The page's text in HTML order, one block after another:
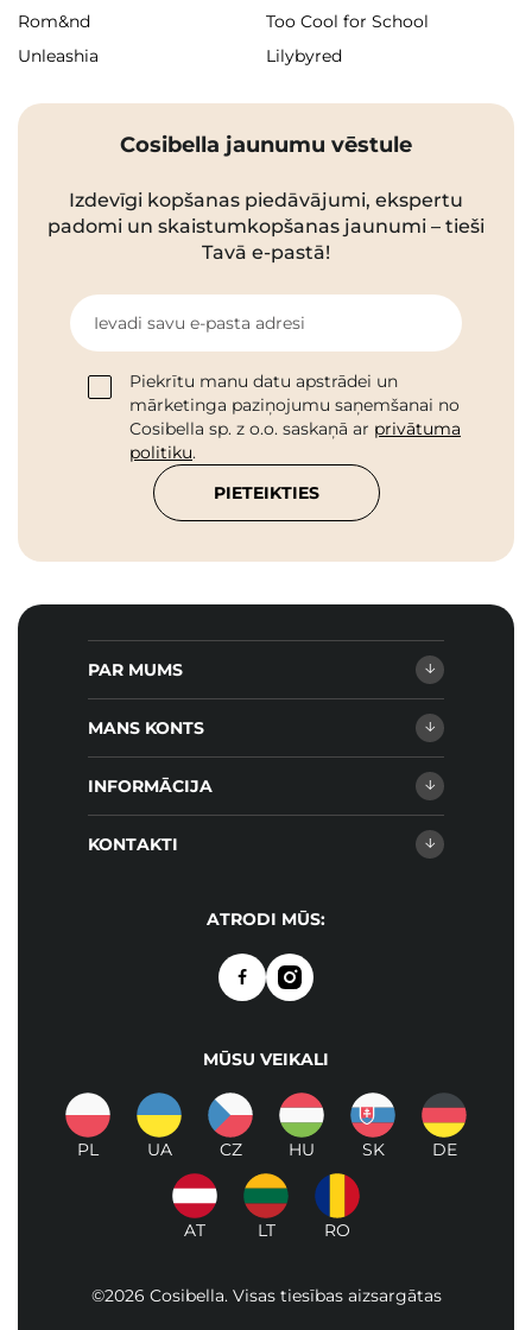
Rom&nd
Too Cool for School
Unleashia
Lilybyred
Cosibella jaunumu vēstule
Izdevīgi kopšanas piedāvājumi, ekspertu
padomi un skaistumkopšanas jaunumi – tieši
Tavā e-pastā!
Ievadi savu e-pasta adresi
Piekrītu manu datu apstrādei un
mārketinga paziņojumu saņemšanai no
Cosibella sp. z o.o. saskaņā ar privātuma
politiku.
PIETEIKTIES
PAR MUMS
MANS KONTS
INFORMĀCIJA
KONTAKTI
ATRODI MŪS:
MŪSU VEIKALI
PL UA CZ HU SK DE
AT LT RO
©2026 Cosibella. Visas tiesības aizsargātas